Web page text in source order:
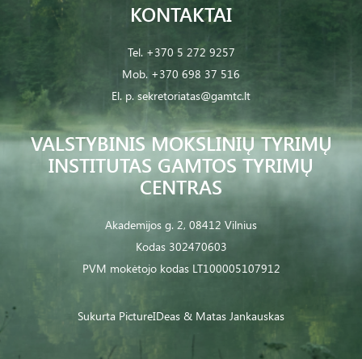
VALSTYBINIS MOKSLINIŲ TYRIMŲ
INSTITUTAS GAMTOS TYRIMŲ
CENTRAS
Akademijos g. 2, 08412 Vilnius
Kodas 302470603
PVM mokėtojo kodas LT100005107912
KONTAKTAI
Tel. +370 5 272 9257
Mob. +370 698 37 516
El. p. sekretoriatas@gamtc.lt
Sukurta PictureIDeas & Matas Jankauskas